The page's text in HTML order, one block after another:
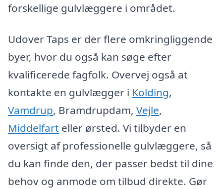
forskellige gulvlæggere i området.
Udover Taps er der flere omkringliggende
byer, hvor du også kan søge efter
kvalificerede fagfolk. Overvej også at
kontakte en gulvlægger i Kolding,
Vamdrup, Bramdrupdam, Vejle,
Middelfart eller ørsted. Vi tilbyder en
oversigt af professionelle gulvlæggere, så
du kan finde den, der passer bedst til dine
behov og anmode om tilbud direkte. Gør